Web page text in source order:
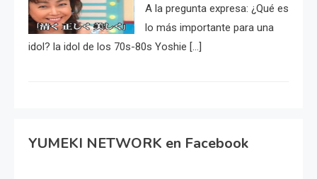
A la pregunta expresa: ¿Qué es
lo más importante para una
idol? la idol de los 70s-80s Yoshie […]
YUMEKI NETWORK en Facebook